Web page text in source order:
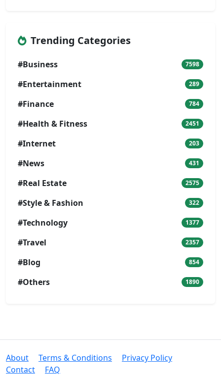
Trending Categories
#Business 7598
#Entertainment 289
#Finance 784
#Health & Fitness 2451
#Internet 203
#News 431
#Real Estate 2575
#Style & Fashion 322
#Technology 1377
#Travel 2357
#Blog 854
#Others 1890
About Terms & Conditions
Privacy Policy
Contact
FAQ